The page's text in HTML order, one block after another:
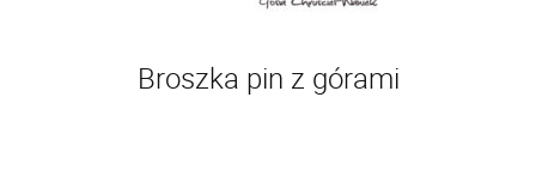
Broszka pin z górami